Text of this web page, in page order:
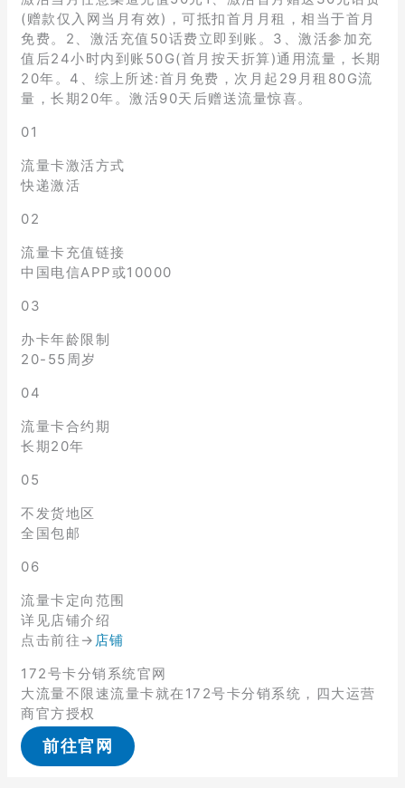
(赠款仅入网当月有效)，可抵扣首月月租，相当于首月
免费。2、激活充值50话费立即到账。3、激活参加充
值后24小时内到账50G(首月按天折算)通用流量，长期
20年。4、综上所述:首月免费，次月起29月租80G流
量，长期20年。激活90天后赠送流量惊喜。
01
流量卡激活方式
快递激活
02
流量卡充值链接
中国电信APP或10000
03
办卡年龄限制
20-55周岁
04
流量卡合约期
长期20年
05
不发货地区
全国包邮
06
流量卡定向范围
详见店铺介绍
点击前往→ 店铺
172号卡分销系统官网
大流量不限速流量卡就在172号卡分销系统，四大运营
商官方授权
前往官网